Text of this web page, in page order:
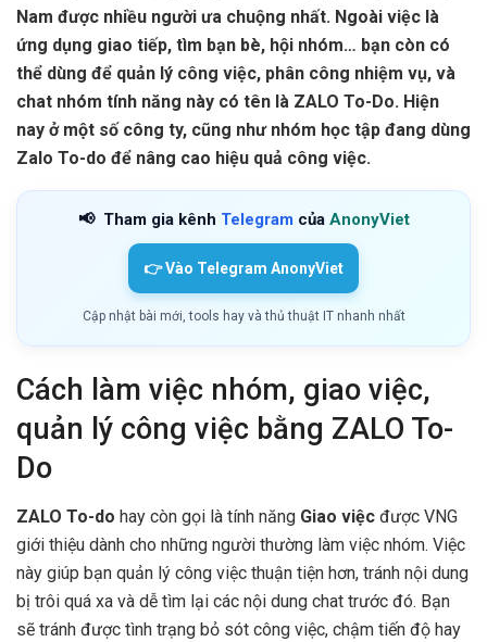
Nam được nhiều người ưa chuộng nhất. Ngoài việc là
ứng dụng giao tiếp, tìm bạn bè, hội nhóm… bạn còn có
thể dùng để quản lý công việc, phân công nhiệm vụ, và
chat nhóm tính năng này có tên là ZALO To-Do. Hiện
nay ở một số công ty, cũng như nhóm học tập đang dùng
Zalo To-do để nâng cao hiệu quả công việc.
📢 Tham gia kênh Telegram của AnonyViet
👉 Vào Telegram AnonyViet
Cập nhật bài mới, tools hay và thủ thuật IT nhanh nhất
Cách làm việc nhóm, giao việc,
quản lý công việc bằng ZALO To-
Do
ZALO To-do hay còn gọi là tính năng Giao việc được VNG
giới thiệu dành cho những người thường làm việc nhóm. Việc
này giúp bạn quản lý công việc thuận tiện hơn, tránh nội dung
bị trôi quá xa và dễ tìm lại các nội dung chat trước đó. Bạn
sẽ tránh được tình trạng bỏ sót công việc, chậm tiến độ hay